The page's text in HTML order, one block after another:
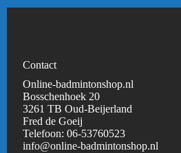
Contact
Online-badmintonshop.nl
Bosschenhoek 20
3261 TB Oud-Beijerland
Fred de Goeij
Telefoon:06-53760523
info@online-badmintonshop.nl